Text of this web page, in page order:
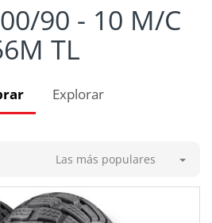
90 - 10 M/C
TL
Explorar
Las más populares